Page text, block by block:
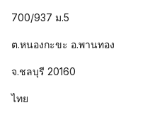
700/937 ม.5
ต.หนองกะขะ อ.พานทอง
จ.ชลบุรี 20160
ไทย